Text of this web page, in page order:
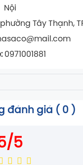
Nội
Tây Thạnh,
0971001881
đánh giá ( 0 )
5